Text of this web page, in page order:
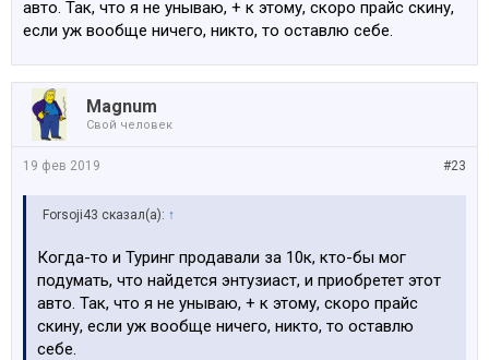
авто. Так, что я не унываю, + к этому, скоро прайс скину,
если уж вообще ничего, никто, то оставлю себе.
Magnum
Свой человек
#23
19 фев 2019
Forsoji43 сказал(а): ↑
Когда-то и Туринг продавали за 10к, кто-бы мог
подумать, что найдется энтузиаст, и приобретет этот
авто. Так, что я не унываю, + к этому, скоро прайс
скину, если уж вообще ничего, никто, то оставлю
себе.